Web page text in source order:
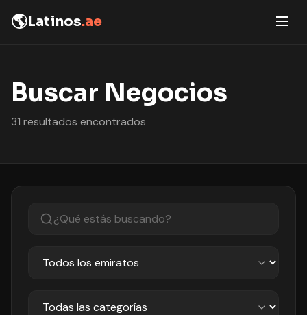
🌎Latinos.ae
Buscar Negocios
31 resultados encontrados